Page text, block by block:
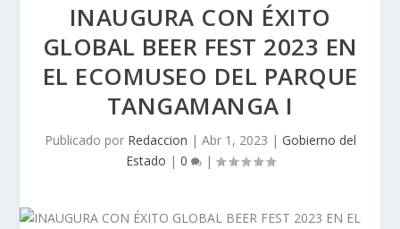
INAUGURA CON ÉXITO
GLOBAL BEER FEST 2023 EN
EL ECOMUSEO DEL PARQUE
TANGAMANGA I
Publicado por Redaccion | Abr 1, 2023 | Gobierno del
Estado | 0 |